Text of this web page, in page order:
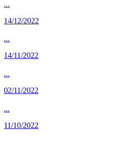
...
14/12/2022
...
14/11/2022
...
02/11/2022
...
11/10/2022